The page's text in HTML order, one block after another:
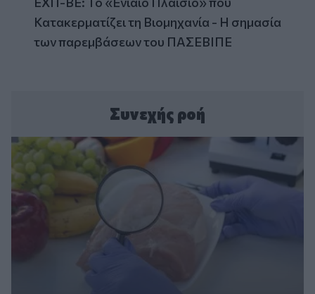
Κατακερματίζει τη Βιομηχανία - Η σημασία
των παρεμβάσεων του ΠΑΣΕΒΙΠΕ
Συνεχής ροή